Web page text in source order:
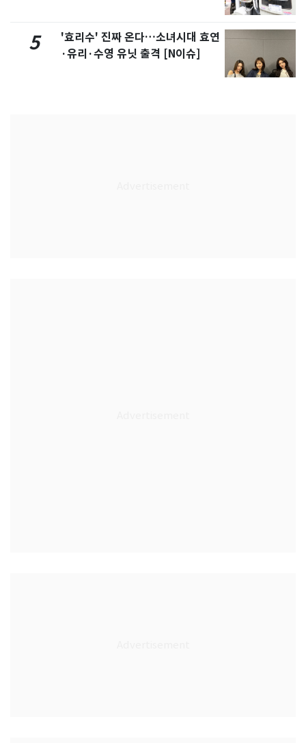
5
'효리수' 진짜 온다…소녀시대 효연
·유리·수영 유닛 출격 [N이슈]